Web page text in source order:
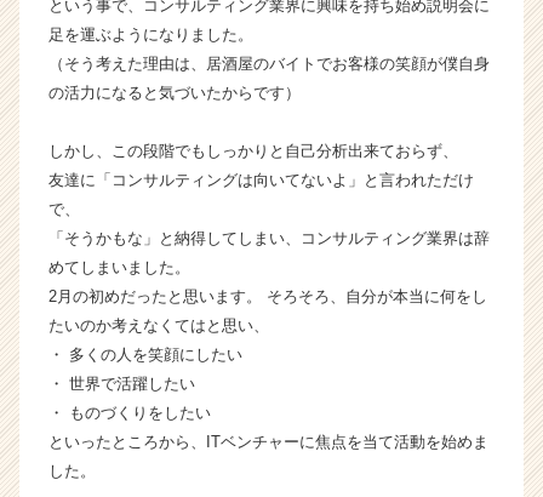
ア
キ
ャ
リ
（C
e
r
a
r
e
という事で、コンサルティング業界に興味を持ち始め説明会に
足を運ぶようになりました。
（そう考えた理由は、居酒屋のバイトでお客様の笑顔が僕自身
の活力になると気づいたからです）
しかし、この段階でもしっかりと自己分析出来ておらず、
友達に「コンサルティングは向いてないよ」と言われただけ
で、
「そうかもな」と納得してしまい、コンサルティング業界は辞
めてしまいました。
2月の初めだったと思います。 そろそろ、自分が本当に何をし
たいのか考えなくてはと思い、
・ 多くの人を笑顔にしたい
・ 世界で活躍したい
・ ものづくりをしたい
といったところから、ITベンチャーに焦点を当て活動を始めま
した。